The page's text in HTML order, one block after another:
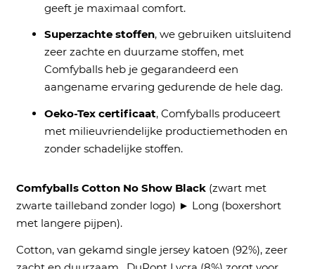
geeft je maximaal comfort.
Superzachte stoffen, we gebruiken uitsluitend
zeer zachte en duurzame stoffen, met
Comfyballs heb je gegarandeerd een
aangename ervaring gedurende de hele dag.
Oeko-Tex certificaat, Comfyballs produceert
met milieuvriendelijke productiemethoden en
zonder schadelijke stoffen.
Comfyballs Cotton No Show Black (zwart met
zwarte tailleband zonder logo) ► Long (boxershort
met langere pijpen).
Cotton, van gekamd single jersey katoen (92%), zeer